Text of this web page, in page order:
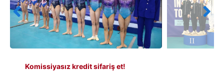
Komissiyasız kredit sifariş et!